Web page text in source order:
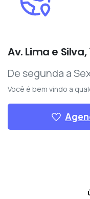
Av. Lima e
De segunda a
Você é bem vindo a